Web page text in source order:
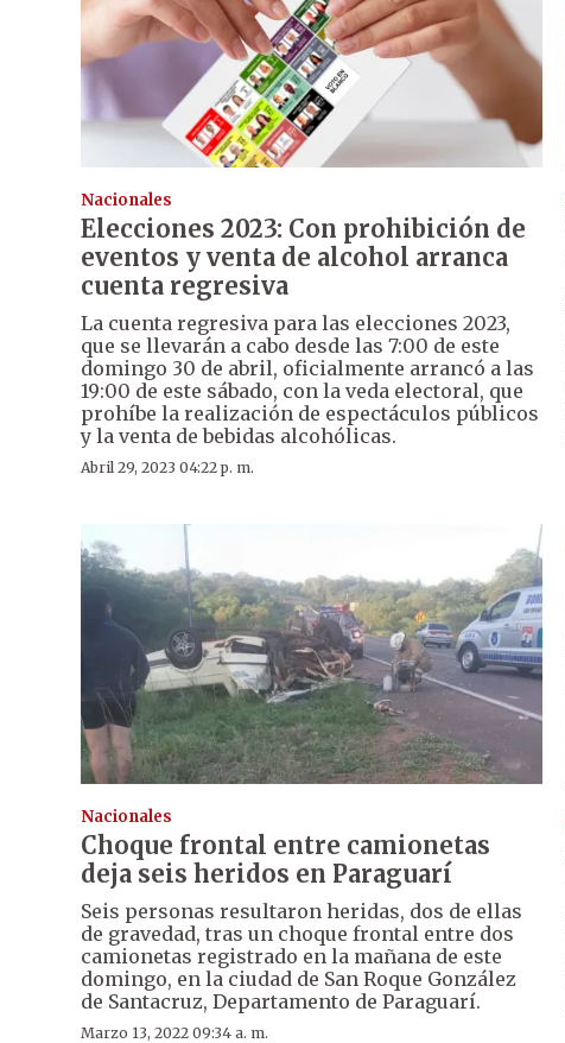
Nacionales
Elecciones 2023: Con prohibición de
eventos y venta de alcohol arranca
cuenta regresiva
La cuenta regresiva para las elecciones 2023,
que se llevarán a cabo desde las 7:00 de este
domingo 30 de abril, oficialmente arrancó a las
19:00 de este sábado, con la veda electoral, que
prohíbe la realización de espectáculos públicos
y la venta de bebidas alcohólicas.
Abril 29, 2023 04:22 p. m.
Nacionales
Choque frontal entre camionetas
deja seis heridos en Paraguarí
Seis personas resultaron heridas, dos de ellas
de gravedad, tras un choque frontal entre dos
camionetas registrado en la mañana de este
domingo, en la ciudad de San Roque González
de Santacruz, Departamento de Paraguarí.
Marzo 13, 2022 09:34 a. m.